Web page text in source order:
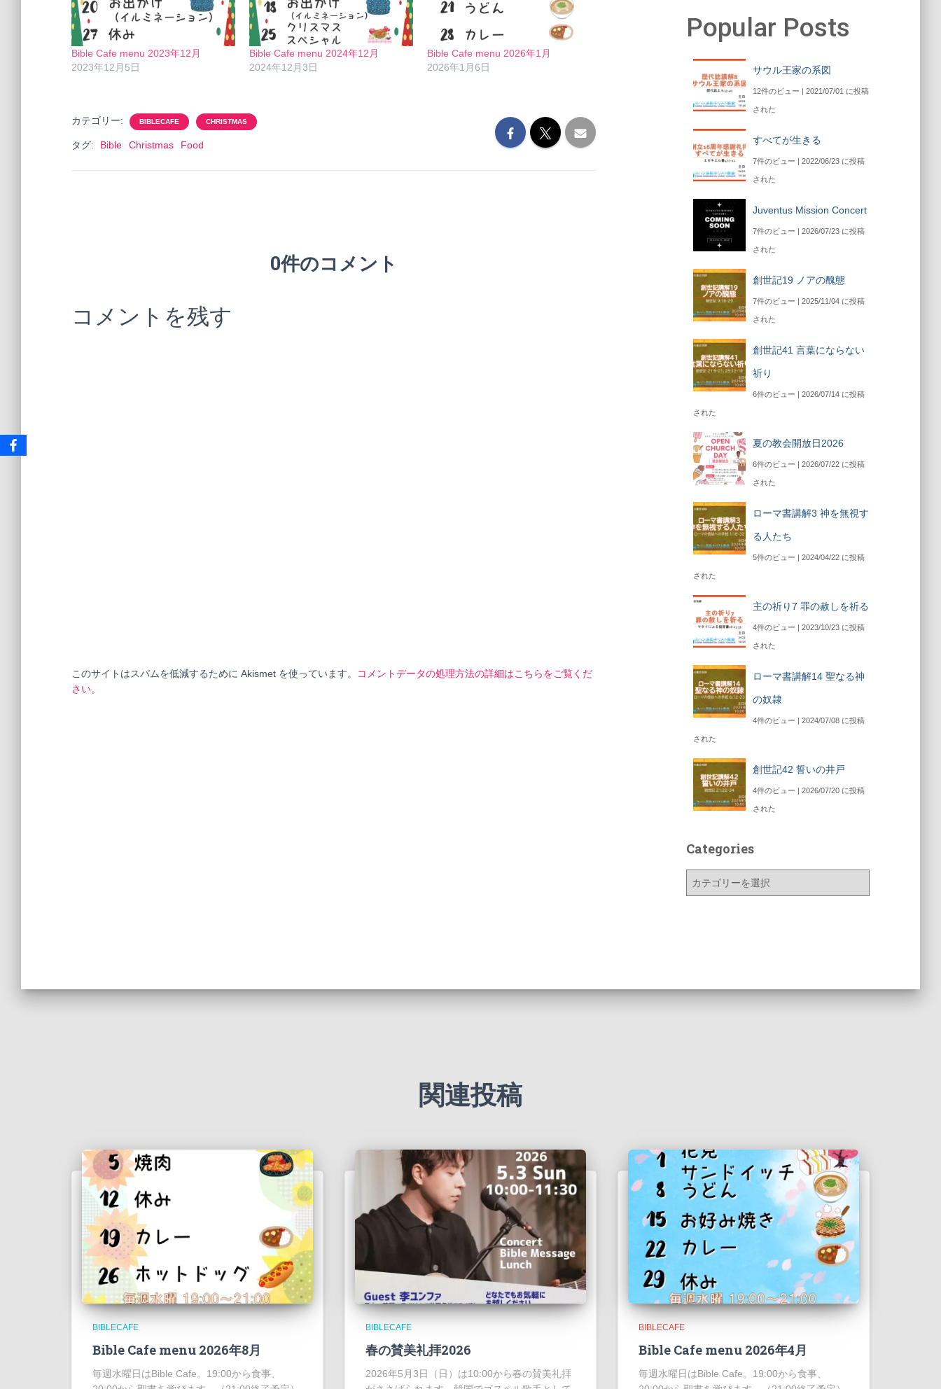
Bible Cafe menu 2023年12月
2023年12月5日
Bible Cafe menu 2024年12月
2024年12月3日
Bible Cafe menu 2026年1月
2026年1月6日
カテゴリー: BIBLECAFE CHRISTMAS
タグ: Bible Christmas Food
0件のコメント
コメントを残す
このサイトはスパムを低減するために Akismet を使っています。
コメントデータの処理方法の詳細はこちらをご覧くだ
さい。
Popular Posts
サウル王家の系図
12件のビュー 2021/07/01 に投稿
された
すべてが生きる
7件のビュー 2022/06/23 に投稿
された
Juventus Mission Concert
7件のビュー 2026/07/23 に投稿
された
創世記19 ノアの醜態
7件のビュー 2025/11/04 に投稿
された
創世記41 言葉にならない
祈り
6件のビュー 2026/07/14 に投稿
された
夏の教会開放日2026
6件のビュー 2026/07/22 に投稿
された
ローマ書講解3 神を無視す
る人たち
5件のビュー 2024/04/22 に投稿
された
主の祈り7 罪の赦しを祈る
4件のビュー 2023/10/23 に投稿
された
ローマ書講解14 聖なる神
の奴隷
4件のビュー 2024/07/08 に投稿
された
創世記42 誓いの井戸
4件のビュー 2026/07/20 に投稿
された
Categories
関連投稿
BIBLECAFE
Bible Cafe menu 2026年8月
毎週水曜日はBible Cafe。19:00から食事、
BIBLECAFE
春の賛美礼拝2026
2026年5月3日（日）は10:00から春の賛美礼拝
BIBLECAFE
Bible Cafe menu 2026年4月
毎週水曜日はBible Cafe。19:00から食事、